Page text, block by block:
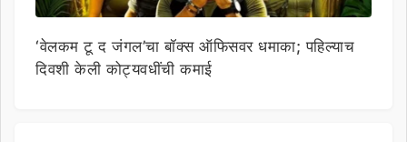
‘वेलकम टू द जंगल’चा बॉक्स ऑफिसवर धमाका; पहिल्याच
दिवशी केली कोट्यवधींची कमाई